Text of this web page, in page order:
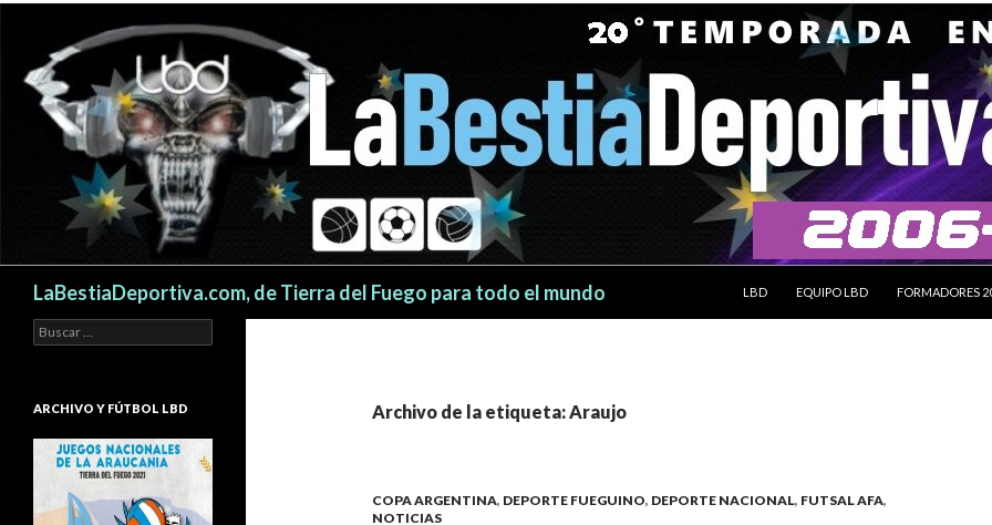
LaBestiaDeportiva.com, de Tierra del Fuego para todo el mundo
LBD
EQUIPO LBD FORMADORES
Archivo de la etiqueta: Araujo
COPA ARGENTINA, DEPORTE FUEGUINO, DEPORTE NACIONAL, FUTSAL AFA,
NOTICIAS
Buscar:
ARCHIVO Y FÚTBOL LBD